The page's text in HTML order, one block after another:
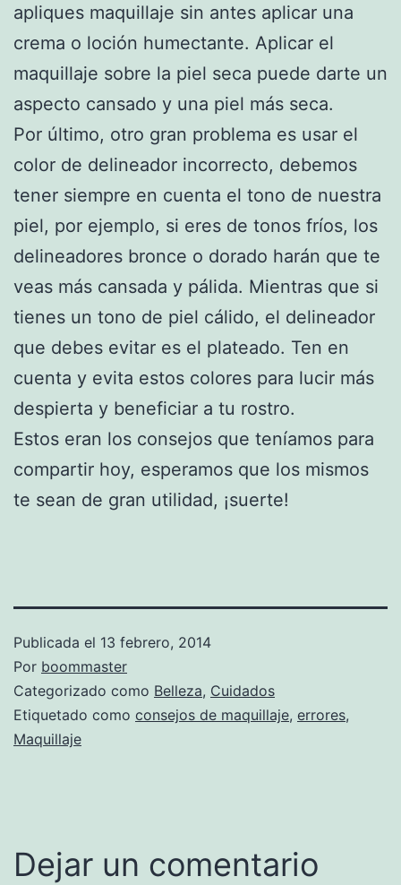
apliques maquillaje sin antes aplicar una
crema o loción humectante. Aplicar el
maquillaje sobre la piel seca puede darte un
aspecto cansado y una piel más seca.
Por último, otro gran problema es usar el
color de delineador incorrecto, debemos
tener siempre en cuenta el tono de nuestra
piel, por ejemplo, si eres de tonos fríos, los
delineadores bronce o dorado harán que te
veas más cansada y pálida. Mientras que si
tienes un tono de piel cálido, el delineador
que debes evitar es el plateado. Ten en
cuenta y evita estos colores para lucir más
despierta y beneficiar a tu rostro.
Estos eran los consejos que teníamos para
compartir hoy, esperamos que los mismos
te sean de gran utilidad, ¡suerte!
Publicada el 13 febrero, 2014
Por boommaster
Categorizado como Belleza, Cuidados
Etiquetado como consejos de maquillaje, errores,
Maquillaje
Dejar un comentario